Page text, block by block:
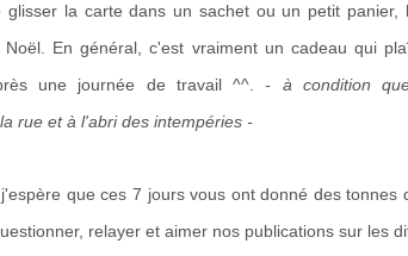
glisser la carte dans un sachet ou un petit panier,
En général, c'est vraiment un cadeau qui
une journée de travail ^^.- à condition
rue et à l'abri des intempéries -
que ces 7 jours vous ont donné des tonnes
relayer et aimer nos publications sur les